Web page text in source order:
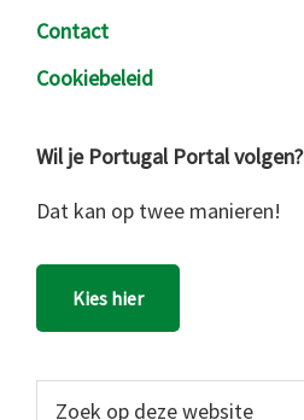
Contact
Cookiebeleid
Wil je Portugal Portal volgen?
Dat kan op twee manieren!
Kies hier